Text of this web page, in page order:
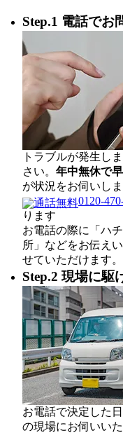
Step.1 電話でお
トラブルが発生し
さい。 年中無休で
が状況をお伺いしま
0120-
ります
お電話の際に「ハ
所」などをお伝え
せていただけます。
Step.2 現場に駆
お電話で決定した
の現場にお伺いいた